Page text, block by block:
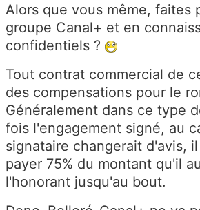
Alors que vous même, faites
groupe Canal+ et en
confidentiels ?
Tout contrat commercial de
des compensations pour le
Généralement dans ce type
fois l'engagement signé, au
signataire changerait d'avis,
payer 75% du montant qu'il
l'honorant jusqu'au bout.